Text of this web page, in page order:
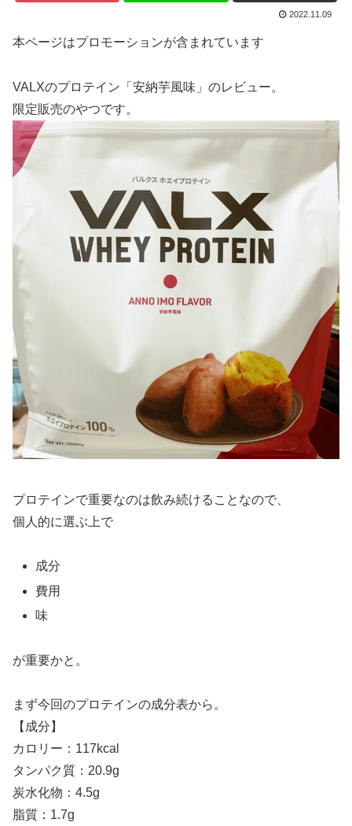
2022.11.09
本ページはプロモーションが含まれています
VALXのプロテイン「安納芋風味」のレビュー。
限定販売のやつです。
プロテインで重要なのは飲み続けることなので、
個人的に選ぶ上で
成分
費用
味
が重要かと。
まず今回のプロテインの成分表から。
【成分】
カロリー：117kcal
タンパク質：20.9g
炭水化物：4.5g
脂質：1.7g